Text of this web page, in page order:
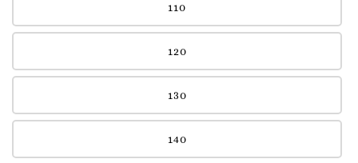
110
120
130
140